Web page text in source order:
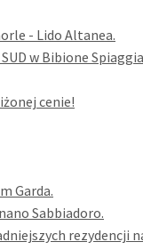
- Lido Altanea.
w Bibione
cenie!
Garda.
Sabbiadoro.
rezydencji